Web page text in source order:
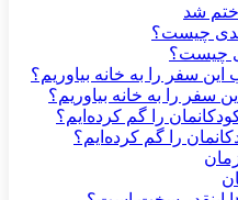
چیست؟
سفر را به خانه بیاوریم؟
را گم کرده‌ایم؟